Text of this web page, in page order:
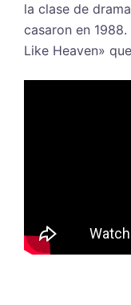
la clase de
casaron en
Like Heaven»